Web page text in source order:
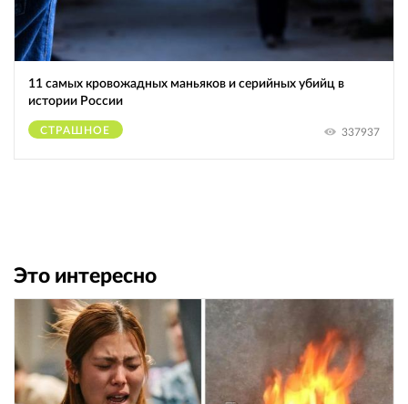
11 самых кровожадных маньяков и серийных убийц в
истории России
СТРАШНОЕ 337937
Это интересно